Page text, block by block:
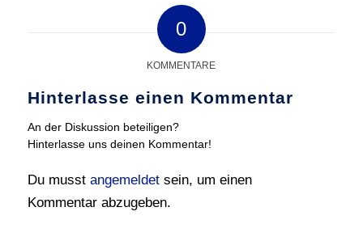
0
KOMMENTARE
Hinterlasse einen Kommentar
An der Diskussion beteiligen?
Hinterlasse uns deinen Kommentar!
Du musst angemeldetsein, um einen
Kommentar abzugeben.